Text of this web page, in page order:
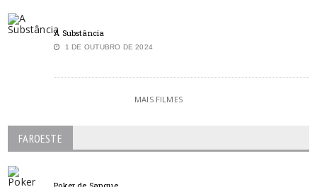
A Substância
1 DE OUTUBRO DE 2024
MAIS FILMES
FAROESTE